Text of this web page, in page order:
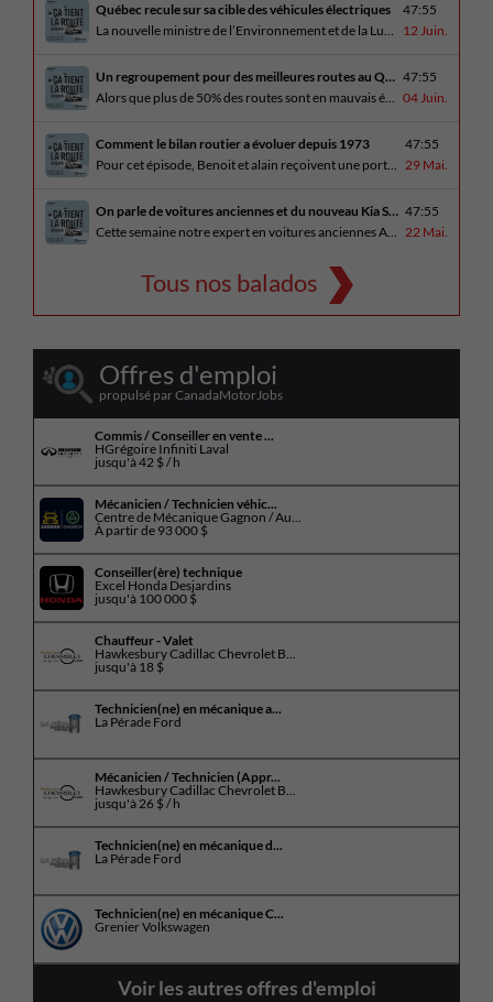
Québec recule sur sa cible des véhicules électriques
La nouvelle ministre de l’Environnement et de la Lutte contre les changements climatiques, Pascale Déry, doit confirmer que les VZE représenteront désormais 80% des ventes de véhicules neufs en 2035. Benoit et Alain en discutent avec Daniel Breton. Ils reçoivent également Bertrand Godin, qui parle d’Élégance Trois-Rivières. En essai routier Alain a roulé le Mitsubishi [...]
47:55
12 Juin.
Un regroupement pour des meilleures routes au Québec
Alors que plus de 50% des routes sont en mauvais état, le regroupement pour des meilleures routes au Québec voit le jour. Dans cet épisode, Benoit et Alain discutent avec Me Caroline Amireault, directrice générale de l’Association des constructeurs de routes et grands travaux du Québec. En essai routier Alain prend la route avec le [...]
47:55
04 Juin.
Comment le bilan routier a évoluer depuis 1973
Pour cet épisode, Benoit et alain reçoivent une porte parole de la SAAQ, Geneviève Côté, qui parle de l’actuelle campagne publicitaire au sujet du bilan routier et des gestes concrets pour diminuer les décès sur nos routes. On parle aussi au président de Lexus Canada, Martin Gilbert, de la nouvelle Lexus ES. En essai routier, [...]
47:55
29 Mai.
On parle de voitures anciennes et du nouveau Kia Seltos 2027
Cette semaine notre expert en voitures anciennes André Fitzback vient donner des trucs pour ne pas perdre ses enjoliveurs sur nos vieilles voitures. Benoit revient de la Corée du Sud et nous offre un essai exclusif du Kia Seltos 2027 qui arrive plus tard cet été et Alain a fait l’essai du Toyota Tundra hybride.
47:55
22 Mai.
Tous nos balados
Offres d'emploi
propulsé par CanadaMotorJobs
Commis / Conseiller en vente ...
HGrégoire Infiniti Laval
jusqu'à42 $ / h
Mécanicien / Technicien véhic...
Centre de Mécanique Gagnon / Au...
À partir de 93 000 $
Conseiller(ère) technique
Excel Honda Desjardins
jusqu'à 100 000 $
Chauffeur - Valet
Hawkesbury Cadillac Chevrolet B...
jusqu'à 18 $
Technicien(ne) en mécanique a...
La Pérade Ford
Mécanicien / Technicien (Appr...
Hawkesbury Cadillac Chevrolet B...
jusqu'à26 $ / h
Technicien(ne) en mécanique d...
La Pérade Ford
Technicien(ne) en mécanique C...
Grenier Volkswagen
Voir les autres offres d'emploi